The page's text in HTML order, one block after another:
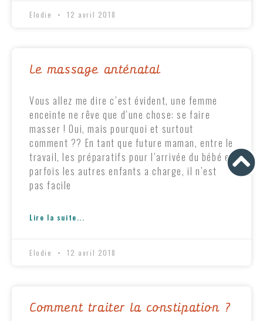
Elodie 12 avril 2018
Le massage anténatal
Vous allez me dire c’est évident, une femme
enceinte ne rêve que d’une chose: se faire
masser ! Oui, mais pourquoi et surtout
comment ?? En tant que future maman, entre le
travail, les préparatifs pour l’arrivée du bébé et
parfois les autres enfants a charge, il n’est
pas facile
Lire la suite...
Elodie 12 avril 2018
Comment traiter la constipation ?